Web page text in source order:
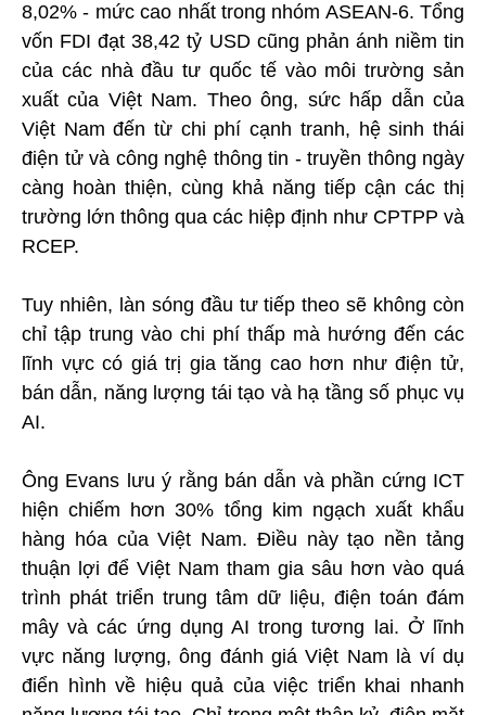
8,02% - mức cao nhất trong nhóm ASEAN-6. Tổng
vốn FDI đạt 38,42 tỷ USD cũng phản ánh niềm tin
của các nhà đầu tư quốc tế vào môi trường sản
xuất của Việt Nam. Theo ông, sức hấp dẫn của
Việt Nam đến từ chi phí cạnh tranh, hệ sinh thái
điện tử và công nghệ thông tin - truyền thông ngày
càng hoàn thiện, cùng khả năng tiếp cận các thị
trường lớn thông qua các hiệp định như CPTPP và
RCEP.
Tuy nhiên, làn sóng đầu tư tiếp theo sẽ không còn
chỉ tập trung vào chi phí thấp mà hướng đến các
lĩnh vực có giá trị gia tăng cao hơn như điện tử,
bán dẫn, năng lượng tái tạo và hạ tầng số phục vụ
AI.
Ông Evans lưu ý rằng bán dẫn và phần cứng ICT
hiện chiếm hơn 30% tổng kim ngạch xuất khẩu
hàng hóa của Việt Nam. Điều này tạo nền tảng
thuận lợi để Việt Nam tham gia sâu hơn vào quá
trình phát triển trung tâm dữ liệu, điện toán đám
mây và các ứng dụng AI trong tương lai. Ở lĩnh
vực năng lượng, ông đánh giá Việt Nam là ví dụ
điển hình về hiệu quả của việc triển khai nhanh